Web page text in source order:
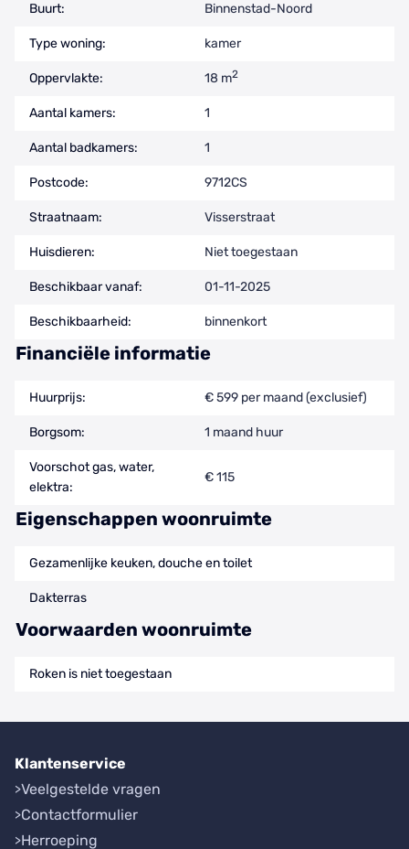
Buurt: Binnenstad-Noord
Type woning: kamer
Oppervlakte: 18 m2
Aantal kamers: 1
Aantal badkamers: 1
Postcode: 9712CS
Straatnaam: Visserstraat
Huisdieren: Niet toegestaan
Beschikbaar vanaf: 01-11-2025
Beschikbaarheid: binnenkort
Financiële informatie
Huurprijs: € 599 per maand (exclusief)
Borgsom: 1 maand huur
Voorschot gas, water,
elektra:
€ 115
Eigenschappen woonruimte
Gezamenlijke keuken, douche en toilet
Dakterras
Voorwaarden woonruimte
Roken is niet toegestaan
Klantenservice
Veelgestelde vragen
Contactformulier
Herroeping